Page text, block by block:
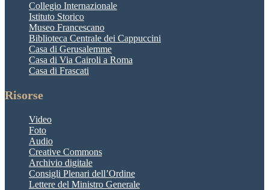
Collegio Internazionale
Istituto Storico
Museo Francescano
Biblioteca Centrale dei Cappuccini
Casa di Gerusalemme
Casa di Via Cairoli a Roma
Casa di Frascati
Risorse
Video
Foto
Audio
Creative Commons
Archivio digitale
Consigli Plenari dell’Ordine
Lettere del Ministro Generale